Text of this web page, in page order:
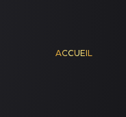
ACCUEIL